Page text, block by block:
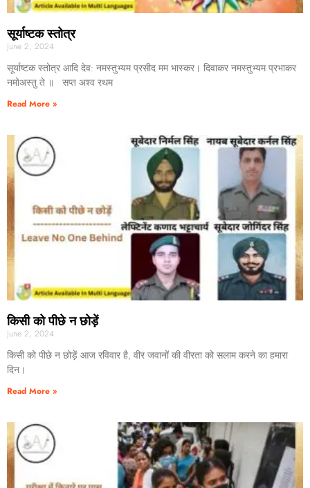
सूर्याष्टक स्तोत्र
June 2, 2024
सूर्याष्टक स्तोत्र आदि देव: नमस्तुभ्यम प्रसीद मम भास्कर। दिवाकर नमस्तुभ्यम प्रभाकर
नमोअस्तु ते ॥ सप्त अश्व रथम
Read More »
किसी को पीछे न छोड़ें
June 2, 2024
किसी को पीछे न छोड़ें आज रविवार है, वीर जवानों की वीरता को सलाम करने का हमारा
दिन।
Read More »